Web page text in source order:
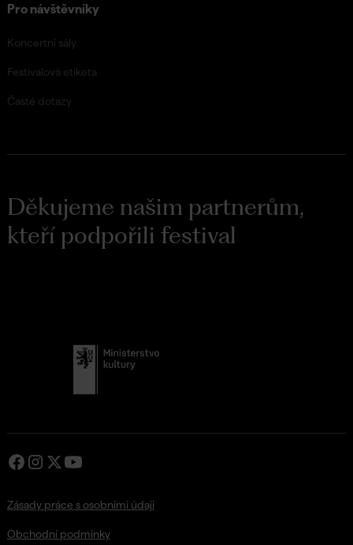
Pro návštěvníky
Koncertní sály
Festivalová etiketa
Časté dotazy
Děkujeme našim partnerům,
kteří podpořili festival
Zásady práce s osobními údaji
Obchodní podmínky